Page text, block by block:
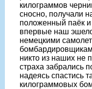
килограммов
сносно, получали
положенный паёк
впервые наш
немецкими
никто из наших не
страха забрались
надеясь спастись
килограммовых